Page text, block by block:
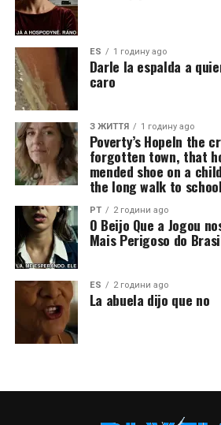
ES 1 годину ago
Darle la espalda a
caro
З ЖИТТЯ 1 годину ago
Poverty’s HopeIn the
forgotten town, that
mended shoe on a
the long walk to
PT 2 години ago
O Beijo Que a Jogou
Mais Perigoso do
ES 2 години ago
La abuela dijo que no